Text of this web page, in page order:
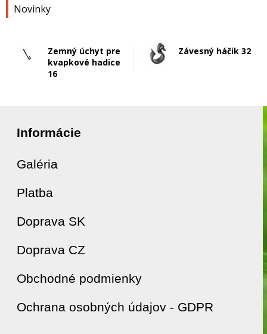
Novinky
Zemný úchyt pre
kvapkové hadice
16
Závesný háčik 32
Informácie
Galéria
Platba
Doprava SK
Doprava CZ
Obchodné podmienky
Ochrana osobných údajov - GDPR